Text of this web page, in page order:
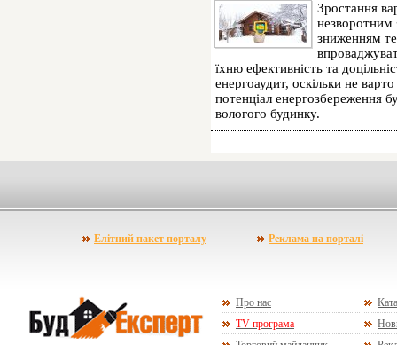
Зростання
зниженням
їхню ефективність та
енергоаудит, оскільки не
потенціал енергозбереження
вологого будинку.
Елітний пакет порталу Реклама на порталі
Про нас
TV-програма